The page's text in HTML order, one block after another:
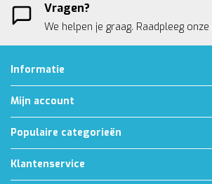
Vragen?
We helpen je graag. Raadpleeg onze
Informatie
Mijn account
Populaire categorieën
Klantenservice